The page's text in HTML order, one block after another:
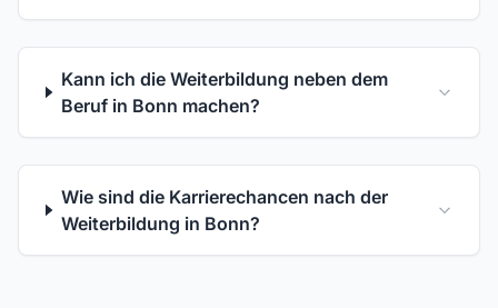
Kann ich die Weiterbildung neben dem
Beruf in Bonn machen?
Wie sind die Karrierechancen nach der
Weiterbildung in Bonn?